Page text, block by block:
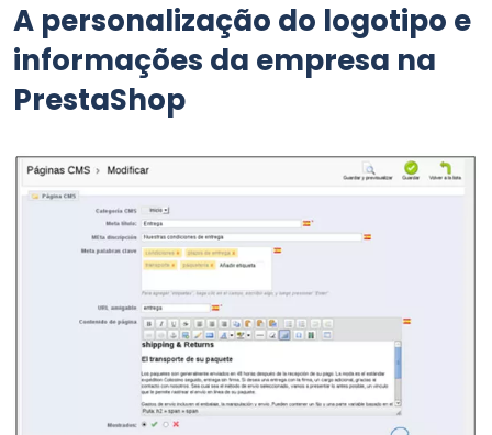
A personalização do logotipo e
informações da empresa na
PrestaShop